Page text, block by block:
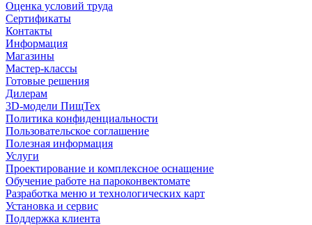
Оценка условий труда
Сертификаты
Контакты
Информация
Магазины
Мастер-классы
Готовые решения
Дилерам
3D-модели ПищТех
Политика конфиденциальности
Пользовательское соглашение
Полезная информация
Услуги
Проектирование и комплексное оснащение
Обучение работе на пароконвектомате
Разработка меню и технологических карт
Установка и сервис
Поддержка клиента